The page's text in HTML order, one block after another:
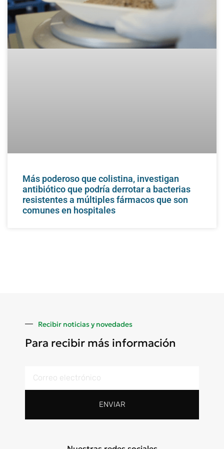
Más poderoso que colistina, investigan
antibiótico que podría derrotar a bacterias
resistentes a múltiples fármacos que son
comunes en hospitales
Recibir noticias y novedades
Para recibir más información
ENVIAR